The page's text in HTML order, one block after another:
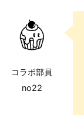
コラボ部員
no22